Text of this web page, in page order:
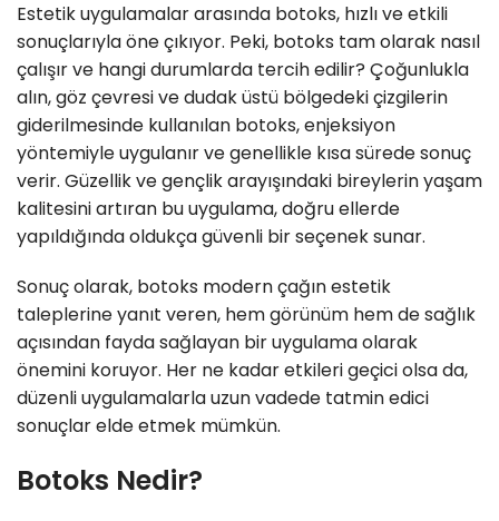
Estetik uygulamalar arasında botoks, hızlı ve etkili
sonuçlarıyla öne çıkıyor. Peki, botoks tam olarak nasıl
çalışır ve hangi durumlarda tercih edilir? Çoğunlukla
alın, göz çevresi ve dudak üstü bölgedeki çizgilerin
giderilmesinde kullanılan botoks, enjeksiyon
yöntemiyle uygulanır ve genellikle kısa sürede sonuç
verir. Güzellik ve gençlik arayışındaki bireylerin yaşam
kalitesini artıran bu uygulama, doğru ellerde
yapıldığında oldukça güvenli bir seçenek sunar.
Sonuç olarak, botoks modern çağın estetik
taleplerine yanıt veren, hem görünüm hem de sağlık
açısından fayda sağlayan bir uygulama olarak
önemini koruyor. Her ne kadar etkileri geçici olsa da,
düzenli uygulamalarla uzun vadede tatmin edici
sonuçlar elde etmek mümkün.
Botoks Nedir?